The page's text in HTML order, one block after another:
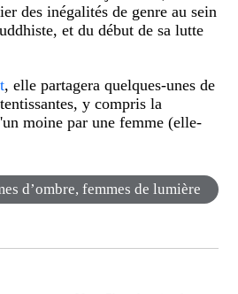
des inégalités de genre au sein
et du début de sa lutte
, elle partagera quelques-unes de
y compris la
moine par une femme (elle-
d’ombre, femmes de lumière